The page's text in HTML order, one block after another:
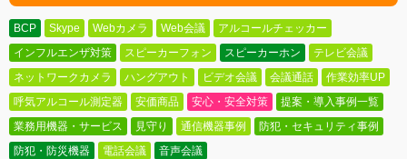
BCP Skype Webカメラ Web会議
アルコールチェッカー
インフルエンザ対策
スピーカーフォン スピーカーホン
テレビ会議
ネットワークカメラ
ハングアウト ビデオ会議 会議通話
作業効率UP
呼気アルコール測定器
安価商品 安心・安全対策
提案・導入事例一覧
業務用機器・サービス
見守り 通信機器事例
防犯・セキュリティ事例
防犯・防災機器
電話会議 音声会議